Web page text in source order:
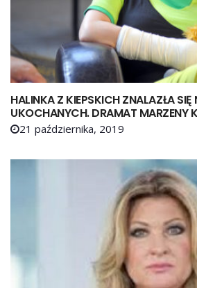
HALINKA Z KIEPSKICH ZNALAZŁA SIĘ
UKOCHANYCH. DRAMAT MARZENY
21 października, 2019